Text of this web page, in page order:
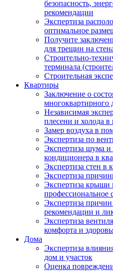
безопасность,
рекомендации
Экспертиза
оптимальное
Получите
для трещин на
Строительно-
терминала
Строительная
Квартиры
Заключение о
многоквартирного
Независимая
плесени и холода в
Замер воздуха в
Экспертиза по
Экспертиза шума
кондиционера в
Экспертиза стен в
Экспертиза
Экспертиза крыши
профессиональное
Экспертиза причин
рекомендации и
Экспертиза
комфорта и
Дома
Экспертиза
дом и участок
Оценка